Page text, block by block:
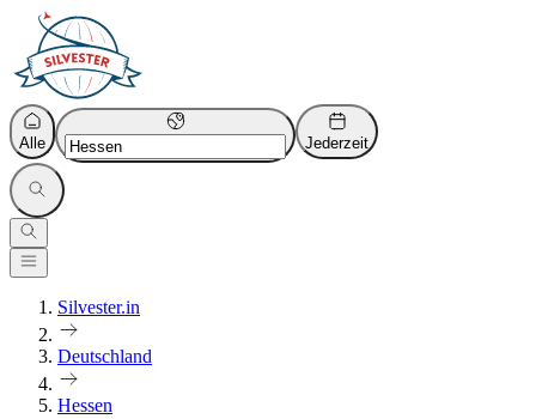
Alle Jederzeit
Silvester.in
Deutschland
Hessen